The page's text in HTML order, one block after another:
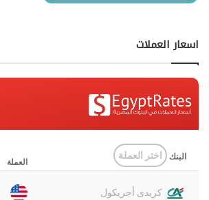
اسعار العملات